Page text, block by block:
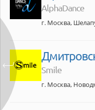
AlphaDance
г. Москва,
Smile
г. Москва,